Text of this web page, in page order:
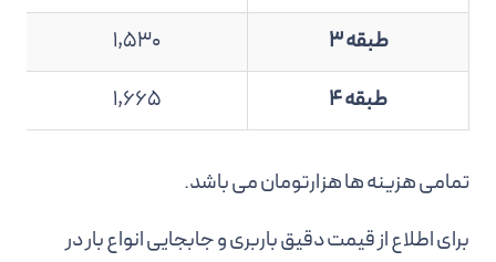
طبقه 3
1,530
طبقه 4
1,665
تمامی هزینه ها هزارتومان می باشد.
برای اطلاع از قیمت دقیق باربری و جابجایی انواع بار در